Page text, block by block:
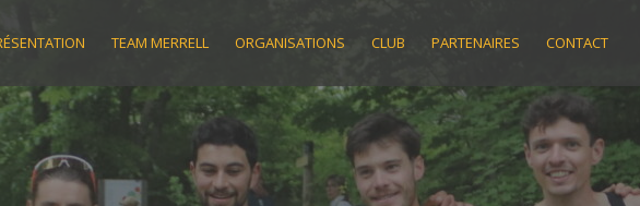
TEAM MERRELL ORGANISATIONS CLUB PARTENAIRES CONTACT